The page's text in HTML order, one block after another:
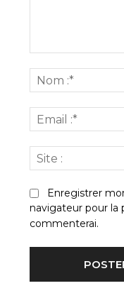
Enregistrer
navigateur pour la
commenterai.